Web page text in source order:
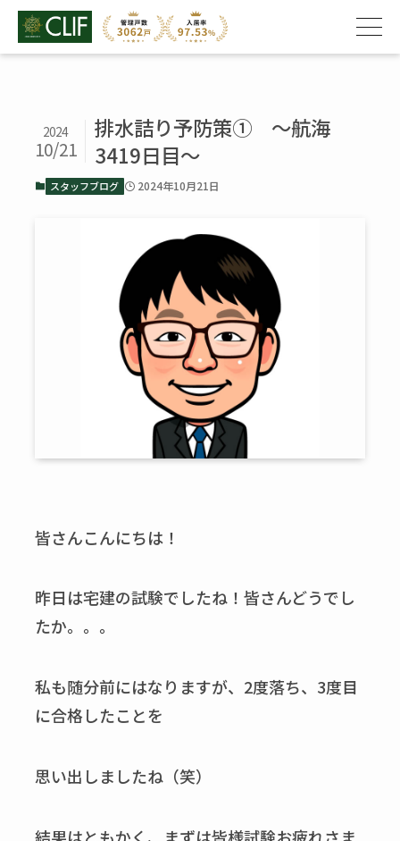
排水詰り予防策① ～航海
3419日目～
2024
10/21
スタッフブログ 2024年10月21日
皆さんこんにちは！
昨日は宅建の試験でしたね！皆さんどうでし
たか。。。
私も随分前にはなりますが、2度落ち、3度目
に合格したことを
思い出しましたね（笑）